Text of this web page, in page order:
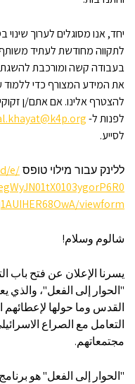
יחד, אנו מסוגלים לערוך
לתקווה מחודשת לעתיד משותף
בעבודה קשה ומורכבת להשגת
את המידע המצורף כדי ללמוד
להצטרף אלינו. אם אתם/ן
לפנות ל-
לסייע.
ללינק עבור מילוי טופס d/e/
viewform
شالوم وسلام!
يسرنا الإعلان عن فتح باب
"الحوار إلى الفعل"، والذي
القدس وما حولها لإعطائهم
التعامل مع الصراع
مجتمعاتهم.